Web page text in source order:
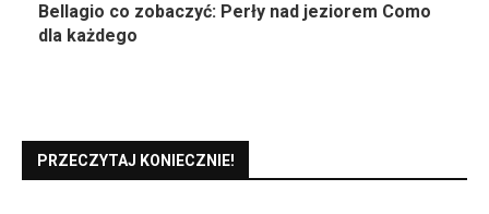
Bellagio co zobaczyć: Perły nad jeziorem Como
dla każdego
PRZECZYTAJ KONIECZNIE!